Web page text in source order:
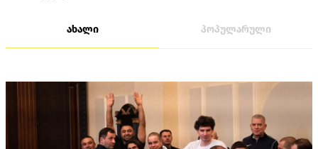
ახალი პოპულარული